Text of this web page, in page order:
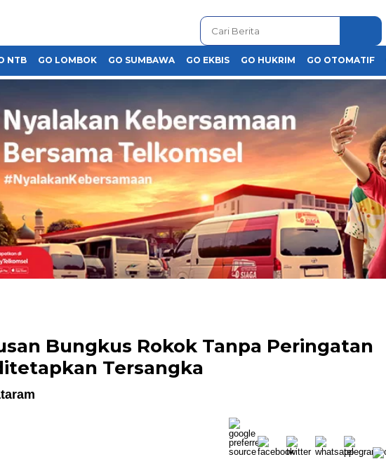
NTB GO LOMBOK GO SUMBAWA GO EKBIS GO HUKRIM GO OTOMATIF
Bungkus Rokok Tanpa Peringatan
Tersangka